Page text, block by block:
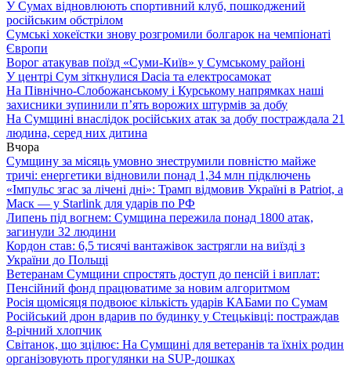
У Сумах відновлюють спортивний клуб, пошкоджений
російським обстрілом
Сумські хокеїстки знову розгромили болгарок на чемпіонаті
Європи
Ворог атакував поїзд «Суми-Київ» у Сумському районі
У центрі Сум зіткнулися Dacia та електросамокат
На Північно-Слобожанському і Курському напрямках наші
захисники зупинили п’ять ворожих штурмів за добу
На Сумщині внаслідок російських атак за добу постраждала 21
людина, серед них дитина
Вчора
Сумщину за місяць умовно знеструмили повністю майже
тричі: енергетики відновили понад 1,34 млн підключень
«Імпульс згас за лічені дні»: Трамп відмовив Україні в Patriot, а
Маск — у Starlink для ударів по РФ
Липень під вогнем: Сумщина пережила понад 1800 атак,
загинули 32 людини
Кордон став: 6,5 тисячі вантажівок застрягли на виїзді з
України до Польщі
Ветеранам Сумщини спростять доступ до пенсій і виплат:
Пенсійний фонд працюватиме за новим алгоритмом
Росія щомісяця подвоює кількість ударів КАБами по Сумам
Російський дрон вдарив по будинку у Стецьківці: постраждав
8-річний хлопчик
Світанок, що зцілює: На Сумщині для ветеранів та їхніх родин
організовують прогулянки на SUP-дошках